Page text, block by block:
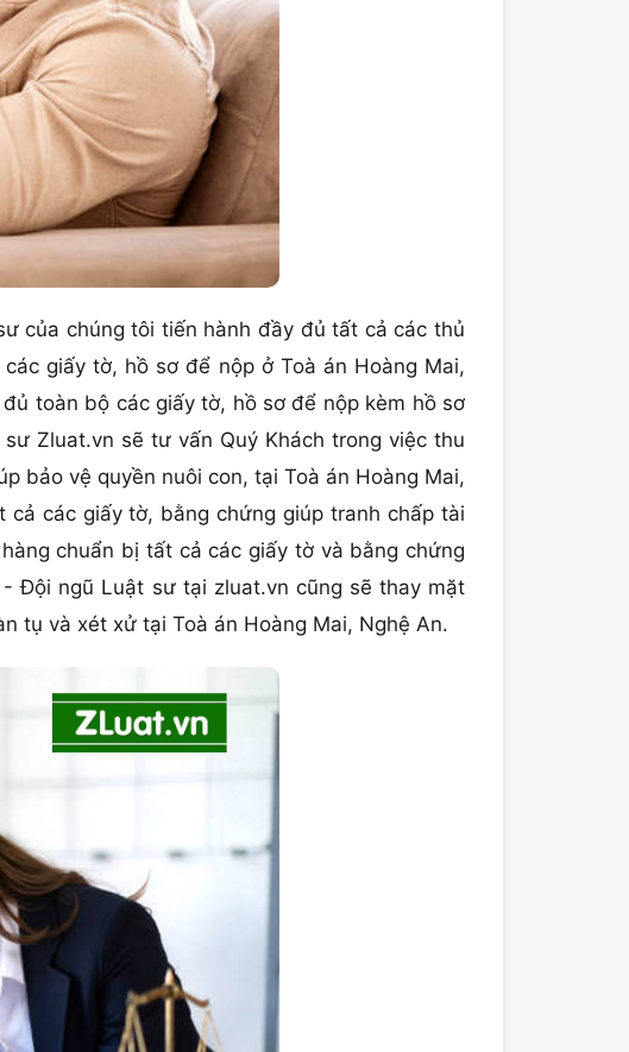
của chúng tôi tiến hành đầy đủ tất cả các thủ
giấy tờ, hồ sơ để nộp ở Toà án Hoàng Mai,
toàn bộ các giấy tờ, hồ sơ để nộp kèm hồ sơ
Zluat.vn sẽ tư vấn Quý Khách trong việc thu
bảo vệ quyền nuôi con, tại Toà án Hoàng Mai,
các giấy tờ, bằng chứng giúp tranh chấp tài
chuẩn bị tất cả các giấy tờ và bằng chứng
Đội ngũ Luật sư tại zluat.vn cũng sẽ thay mặt
tụ và xét xử tại Toà án Hoàng Mai, Nghệ An.